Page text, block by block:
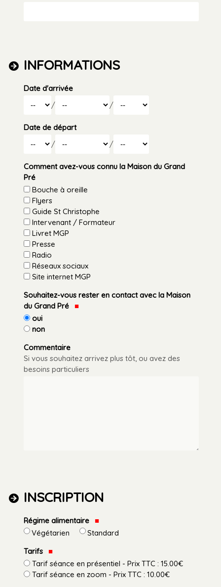
INFORMATIONS
Date d'arrivée
/
Mois
/ Année
Date de départ
/
Mois
/ Année
Comment avez-vous connu la Maison du Grand
Pré
Bouche à oreille
Flyers
Guide St Christophe
Intervenant / Formateur
Livret MGP
Presse
Radio
Réseaux sociaux
Site internet MGP
Souhaitez-vous rester en contact avec la Maison
du Grand Pré
oui
non
Commentaire
Si vous souhaitez arrivez plus tôt, ou avez des
besoins particuliers
INSCRIPTION
Régime alimentaire
Végétarien
Standard
Tarifs
Tarif séance en présentiel - Prix TTC : 15.00€
Tarif séance en zoom - Prix TTC : 10.00€